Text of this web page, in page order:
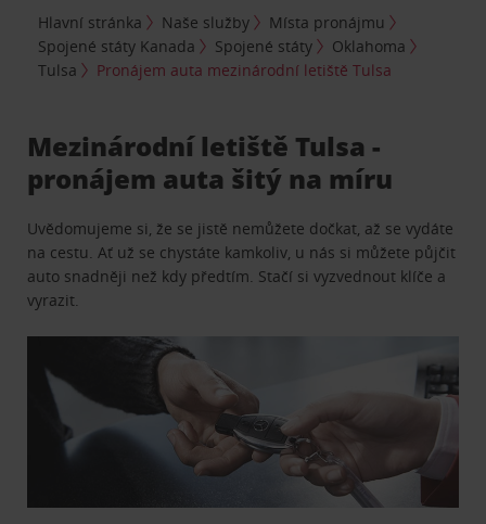
Hlavní stránka Naše služby
Místa pronájmu
Spojené státy Kanada
Spojené státy
Oklahoma
Tulsa
Pronájem auta mezinárodní letiště Tulsa
Mezinárodní letiště Tulsa -
pronájem auta šitý na míru
Uvědomujeme si, že se jistě nemůžete dočkat, až se vydáte
na cestu. Ať už se chystáte kamkoliv, u nás si můžete půjčit
auto snadněji než kdy předtím. Stačí si vyzvednout klíče a
vyrazit.